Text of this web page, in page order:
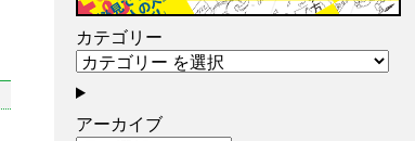
カテゴリー
アーカイブ